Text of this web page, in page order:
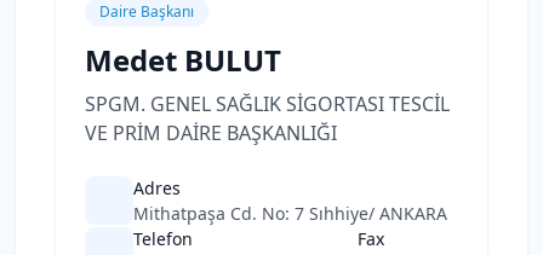
Daire Başkanı
Medet BULUT
SPGM. GENEL SAĞLIK SİGORTASI TESCİL
VE PRİM DAİRE BAŞKANLIĞI
Adres
Mithatpaşa Cd. No: 7 Sıhhiye/ ANKARA
Telefon
Fax